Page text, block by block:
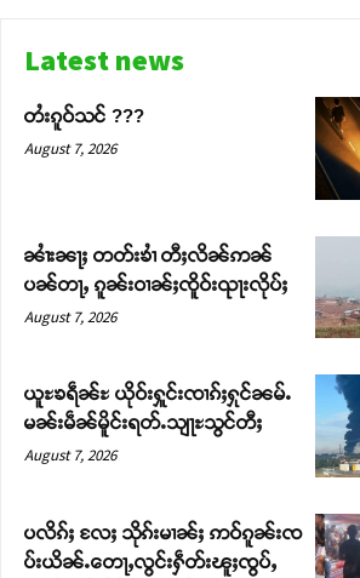
Latest news
တႆးၵူဝ်သင် ???
August 7, 2026
ၼၢႆးၼႃႈ တတ်းၶၢႆ တီႈလိၼ်ဢၼ်
ပၼ်တႃႇ ၵူၼ်းဝၢၼ်ႈၸိူဝ်းၺႃးလိုပ်ႈ
August 7, 2026
ယူႊၶရဵၼ်ႊ ယိုဝ်းႁူင်းၸၢၵ်ႈႁုင်ၼမ်ႉ
မၼ်းမဵၼ်မိူင်းရတ်ႉသျႃႊသွင်တီႈ
August 7, 2026
ပလိၵ်ႈ လႄႈ သိုၵ်းမၢၼ်ႈ ဢဝ်ၵူၼ်းၸ
ပ်းယိၼ်ႉတေႃႇလွင်းႁဵတ်းၽူႈၸွပ်ႇ